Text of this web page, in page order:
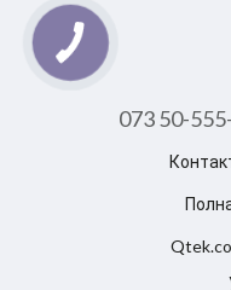
073 50-